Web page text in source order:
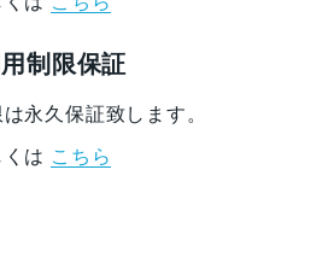
制限保証
永久保証致します。
は こちら